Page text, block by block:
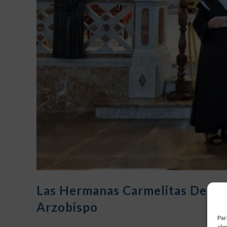
Las Hermanas Carmelitas
Arzobispo